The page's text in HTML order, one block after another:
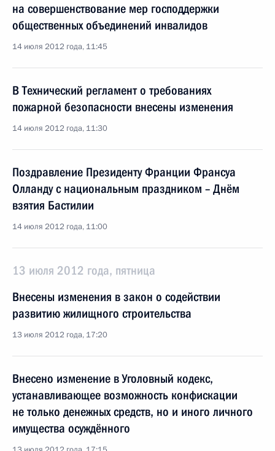
на совершенствование мер господдержки
общественных объединений инвалидов
14 июля 2012 года, 11:45
В Технический регламент о требованиях
пожарной безопасности внесены изменения
14 июля 2012 года, 11:30
Поздравление Президенту Франции Франсуа
Олланду с национальным праздником – Днём
взятия Бастилии
14 июля 2012 года, 11:00
13 июля 2012 года, пятница
Внесены изменения в закон о содействии
развитию жилищного строительства
13 июля 2012 года, 17:20
Внесено изменение в Уголовный кодекс,
устанавливающее возможность конфискации
не только денежных средств, но и иного личного
имущества осуждённого